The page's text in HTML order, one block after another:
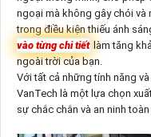
ngoại mà không gây chói và
trong điều kiện thiếu ánh
vào từng chi tiết
làm tăng
ngoài trời của bạn.
Với tất cả những tính năng
VanTech là một lựa chọn
sự chắc chắn và an ninh